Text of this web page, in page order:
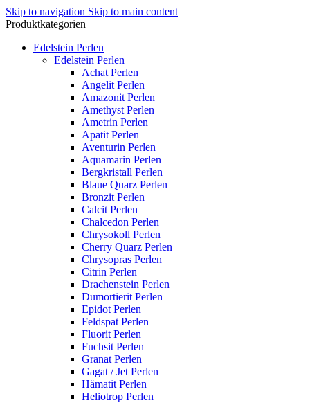
Skip to navigation Skip to main content
Produktkategorien
Edelstein Perlen
Edelstein Perlen
Achat Perlen
Angelit Perlen
Amazonit Perlen
Amethyst Perlen
Ametrin Perlen
Apatit Perlen
Aventurin Perlen
Aquamarin Perlen
Bergkristall Perlen
Blaue Quarz Perlen
Bronzit Perlen
Calcit Perlen
Chalcedon Perlen
Chrysokoll Perlen
Cherry Quarz Perlen
Chrysopras Perlen
Citrin Perlen
Drachenstein Perlen
Dumortierit Perlen
Epidot Perlen
Feldspat Perlen
Fluorit Perlen
Fuchsit Perlen
Granat Perlen
Gagat / Jet Perlen
Hämatit Perlen
Heliotrop Perlen